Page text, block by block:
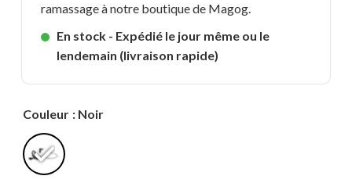
ramassage à notre boutique de Magog.
En stock - Expédié le jour même ou le
lendemain (livraison rapide)
Couleur : Noir